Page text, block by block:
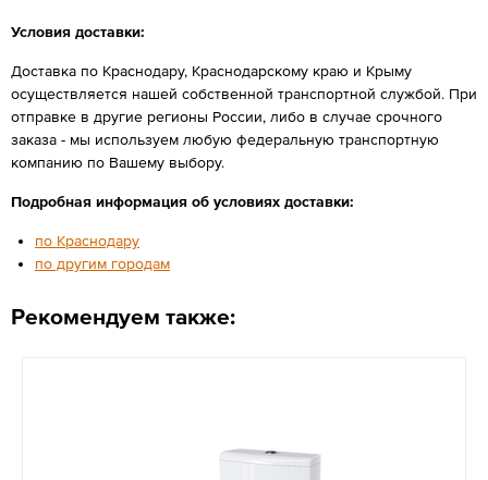
Условия доставки:
Доставка по Краснодару, Краснодарскому краю и Крыму
осуществляется нашей собственной транспортной службой. При
отправке в другие регионы России, либо в случае срочного
заказа - мы используем любую федеральную транспортную
компанию по Вашему выбору.
Подробная информация об условиях доставки:
по Краснодару
по другим городам
Рекомендуем также: